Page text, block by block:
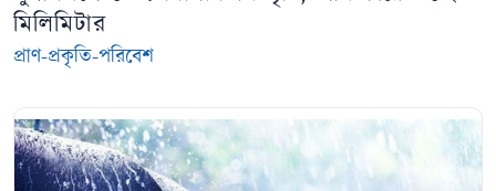
মিলিমিটার
প্রাণ-প্রকৃতি-পরিবেশ